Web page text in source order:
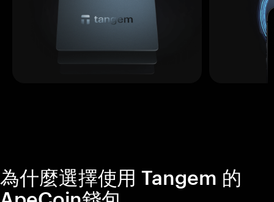
為什麼選擇使用 Tangem 的